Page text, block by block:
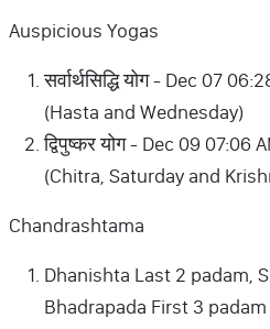
Auspicious Yogas
सर्वार्थसिद्धि योग - Dec 07
(Hasta and Wednesday)
द्विपुष्कर योग - Dec 09 07:06
(Chitra, Saturday and
Chandrashtama
Dhanishta Last 2 padam,
Bhadrapada First 3 padam